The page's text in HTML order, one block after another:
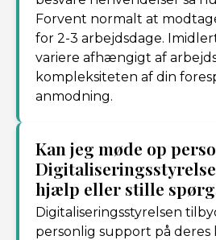
Forvent normalt at
for 2-3 arbejdsdage.
variere afhængigt af
kompleksiteten af din
anmodning.
Kan jeg møde op
hjælp eller stille
Digitaliseringsstyrelsen
personlig support på deres